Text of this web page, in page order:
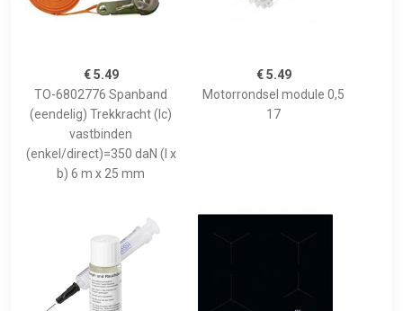
€ 5.49
TO-6802776 Spanband
(eendelig) Trekkracht (lc)
vastbinden
(enkel/direct)=350 daN (l x
b) 6 m x 25 mm
€ 5.49
Motorrondsel module 0,5
17